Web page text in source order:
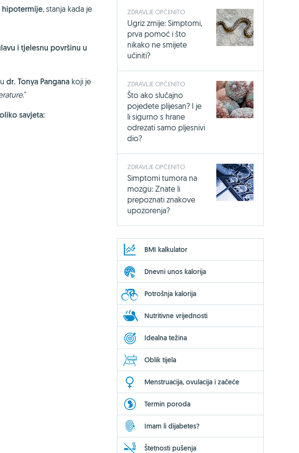
hipotermije, stanja kada je
i tjelesnu površinu u
dr. Tonya Pangana koji je
."
savjeta:
ZDRAVLJE OPĆENITO
Ugriz zmije: Simptomi,
prva pomoć i što
nikako ne smijete
učiniti?
ZDRAVLJE OPĆENITO
Što ako slučajno
pojedete plijesan? I je
li sigurno s hrane
odrezati samo pljesnivi
dio?
ZDRAVLJE OPĆENITO
Simptomi tumora na
mozgu: Znate li
prepoznati znakove
upozorenja?
BMI kalkulator
Dnevni unos kalorija
Potrošnja kalorija
Nutritivne vrijednosti
Idealna težina
Oblik tijela
Menstruacija, ovulacija i začeće
Termin poroda
Imam li dijabetes?
Štetnosti pušenja